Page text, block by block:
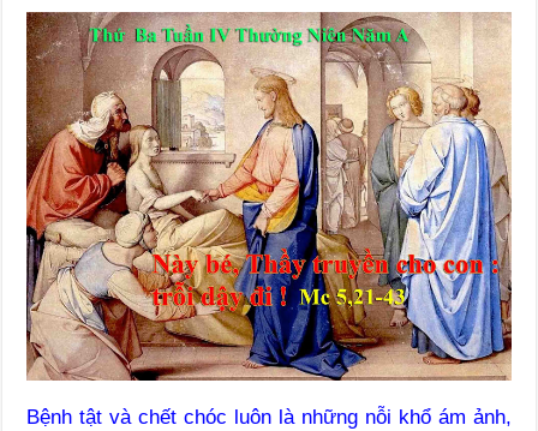
Bệnh tật và chết chóc luôn là những nỗi khổ ám ảnh,